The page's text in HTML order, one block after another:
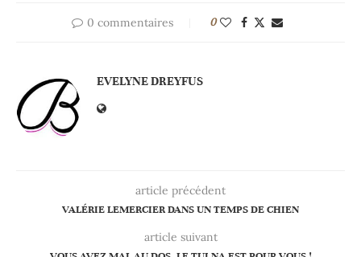
0 commentaires 0
EVELYNE DREYFUS
article précédent
VALÉRIE LEMERCIER DANS UN TEMPS DE CHIEN
article suivant